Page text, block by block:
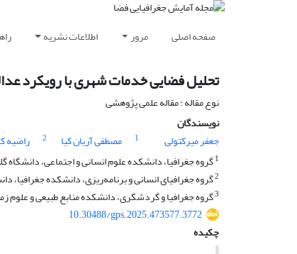
صفحه اصلی مرور اطلاعات نشریه
تحلیل فضایی خدمات شهری با رویکرد
نوع مقاله : مقاله علمی پژوهشی
نویسندگان
جعفر میرکتولی
1 مصطفی آریان کیا 2 راضیه
1گروه جغرافیا، دانشکده علوم انسانی و اجتماعی، دانشگاه
2گروه جغرافیای انسانی و برنامه‌ریزی، دانشکده جغرافیا،
3گروه جغرافیا و گردشگری، دانشکده منابع طبیعی و علوم
10.30488/gps.2025.473577.3772
چکیده